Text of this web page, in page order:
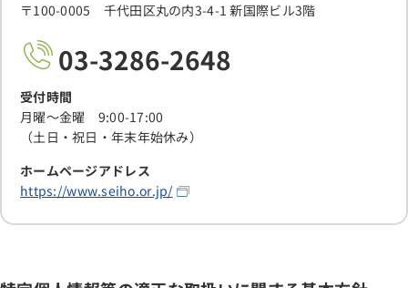
〒100-0005 千代田区丸の内3-4-1 新国際ビル3階
03-3286-2648
受付時間
月曜～金曜 9:00-17:00
（土日・祝日・年末年始休み）
ホームページアドレス
https://www.seiho.or.jp/